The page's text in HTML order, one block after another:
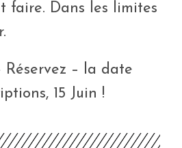
faire. Dans les limites
Réservez – la date
15 Juin !